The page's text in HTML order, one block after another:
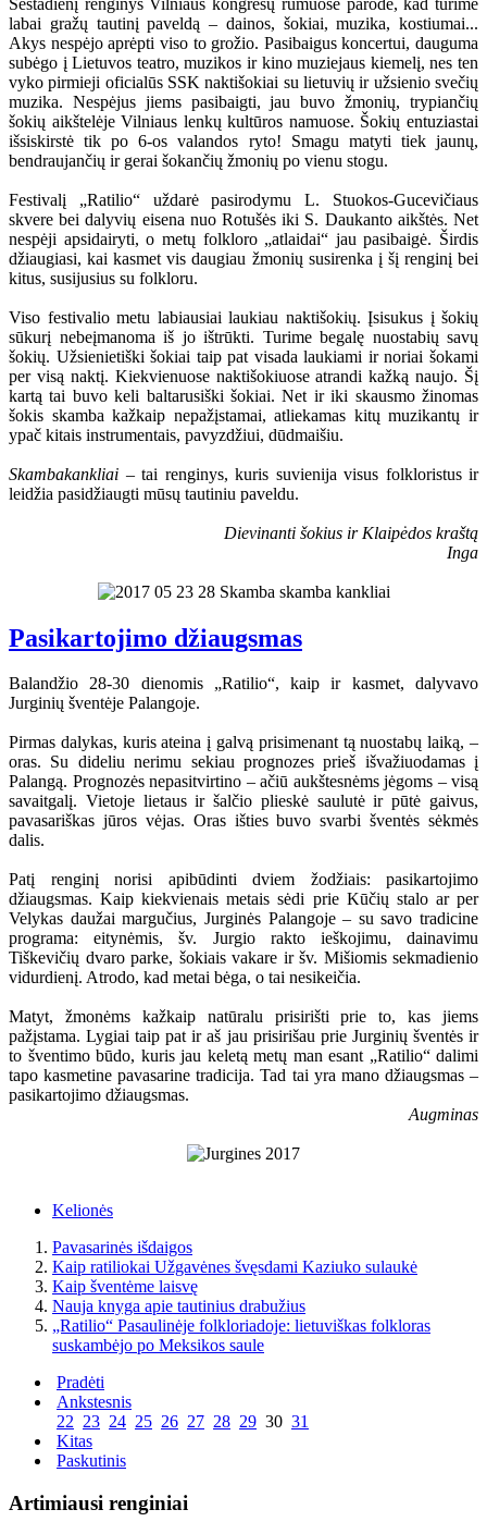
labai gražų tautinį paveldą – dainos, šokiai, muzika, kostiumai...
Akys nespėjo aprėpti viso to grožio. Pasibaigus koncertui, dauguma
subėgo į Lietuvos teatro, muzikos ir kino muziejaus kiemelį, nes ten
vyko pirmieji oficialūs SSK naktišokiai su lietuvių ir užsienio svečių
muzika. Nespėjus jiems pasibaigti, jau buvo žmonių, trypiančių
šokių aikštelėje Vilniaus lenkų kultūros namuose. Šokių entuziastai
išsiskirstė tik po 6-os valandos ryto! Smagu matyti tiek jaunų,
bendraujančių ir gerai šokančių žmonių po vienu stogu.
Festivalį „Ratilio“ uždarė pasirodymu L. Stuokos-Gucevičiaus
skvere bei dalyvių eisena nuo Rotušės iki S. Daukanto aikštės. Net
nespėji apsidairyti, o metų folkloro „atlaidai“ jau pasibaigė. Širdis
džiaugiasi, kai kasmet vis daugiau žmonių susirenka į šį renginį bei
kitus, susijusius su folkloru.
Viso festivalio metu labiausiai laukiau naktišokių. Įsisukus į šokių
sūkurį nebeįmanoma iš jo ištrūkti. Turime begalę nuostabių savų
šokių. Užsienietiški šokiai taip pat visada laukiami ir noriai šokami
per visą naktį. Kiekvienuose naktišokiuose atrandi kažką naujo. Šį
kartą tai buvo keli baltarusiški šokiai. Net ir iki skausmo žinomas
šokis skamba kažkaip nepažįstamai, atliekamas kitų muzikantų ir
ypač kitais instrumentais, pavyzdžiui, dūdmaišiu.
Skambakankliai – tai renginys, kuris suvienija visus folkloristus ir
leidžia pasidžiaugti mūsų tautiniu paveldu.
Dievinanti šokius ir Klaipėdos kraštą
Inga
Pasikartojimo džiaugsmas
Balandžio 28-30 dienomis „Ratilio“, kaip ir kasmet, dalyvavo
Jurginių šventėje Palangoje.
Pirmas dalykas, kuris ateina į galvą prisimenant tą nuostabų laiką, –
oras. Su dideliu nerimu sekiau prognozes prieš išvažiuodamas į
Palangą. Prognozės nepasitvirtino – ačiū aukštesnėms jėgoms – visą
savaitgalį. Vietoje lietaus ir šalčio plieskė saulutė ir pūtė gaivus,
pavasariškas jūros vėjas. Oras išties buvo svarbi šventės sėkmės
dalis.
Patį renginį norisi apibūdinti dviem žodžiais: pasikartojimo
džiaugsmas. Kaip kiekvienais metais sėdi prie Kūčių stalo ar per
Velykas daužai margučius, Jurginės Palangoje – su savo tradicine
programa: eitynėmis, šv. Jurgio rakto ieškojimu, dainavimu
Tiškevičių dvaro parke, šokiais vakare ir šv. Mišiomis sekmadienio
vidurdienį. Atrodo, kad metai bėga, o tai nesikeičia.
Matyt, žmonėms kažkaip natūralu prisirišti prie to, kas jiems
pažįstama. Lygiai taip pat ir aš jau prisirišau prie Jurginių šventės ir
to šventimo būdo, kuris jau keletą metų man esant „Ratilio“ dalimi
tapo kasmetine pavasarine tradicija. Tad tai yra mano džiaugsmas –
pasikartojimo džiaugsmas.
Augminas
Kelionės
Pavasarinės išdaigos
Kaip ratiliokai Užgavėnes švęsdami Kaziuko sulaukė
Kaip šventėme laisvę
Nauja knyga apie tautinius drabužius
„Ratilio“ Pasaulinėje folkloriadoje: lietuviškas folkloras
suskambėjo po Meksikos saule
Pradėti
Ankstesnis
22 23 24 25 26 27 28 29 30 31
Kitas
Paskutinis
Artimiausi renginiai